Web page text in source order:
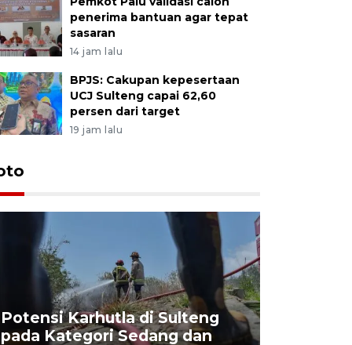
penerima bantuan agar tepat
sasaran
14 jam lalu
BPJS: Cakupan kepesertaan
UCJ Sulteng capai 62,60
persen dari target
19 jam lalu
Potensi Karhutla di Sulteng
pada Kategori Sedang dan